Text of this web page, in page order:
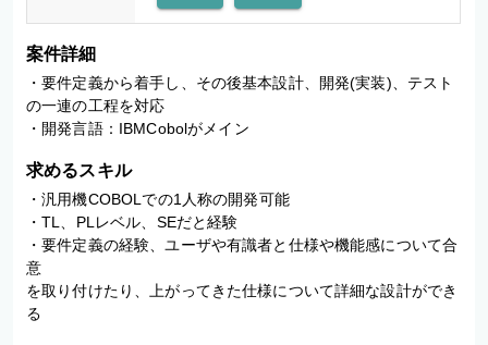
案件詳細
・要件定義から着手し、その後基本設計、開発(実装)、テスト
の一連の工程を対応
・開発言語：IBMCobolがメイン
求めるスキル
・汎用機COBOLでの1人称の開発可能
・TL、PLレベル、SEだと経験
・要件定義の経験、ユーザや有識者と仕様や機能感について合
意
を取り付けたり、上がってきた仕様について詳細な設計ができ
る